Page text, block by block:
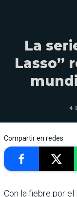
La
Lasso”
4
Compartir en redes
Con la fiebre por